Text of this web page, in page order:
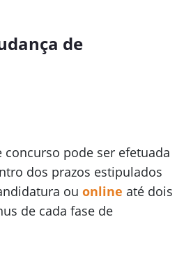
de
concurso pode ser efetuada
dos prazos estipulados
ou online até dois
de cada fase de